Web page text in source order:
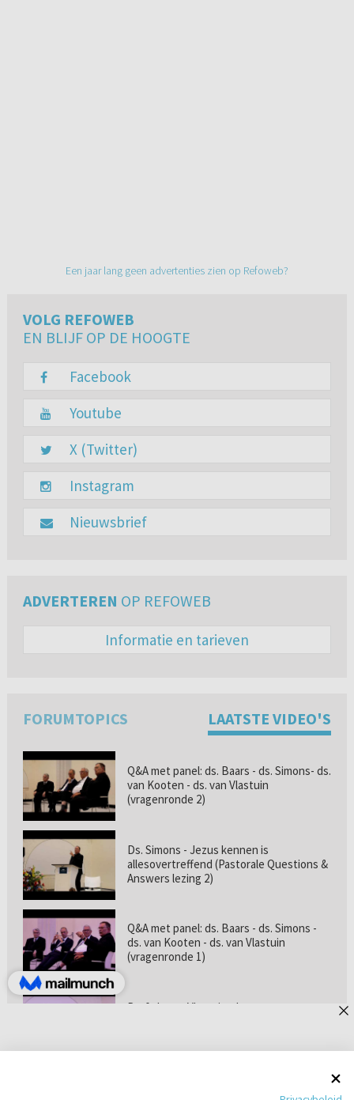
Een jaar lang geen advertenties zien op Refoweb?
VOLG REFOWEB
EN BLIJF OP DE HOOGTE
Facebook
Youtube
X (Twitter)
Instagram
Nieuwsbrief
ADVERTEREN OP REFOWEB
Informatie en tarieven
FORUMTOPICS LAATSTE VIDEO'S
Q&A met panel: ds. Baars - ds. Simons- ds.
van Kooten - ds. van Vlastuin
(vragenronde 2)
Ds. Simons - Jezus kennen is
allesovertreffend (Pastorale Questions &
Answers lezing 2)
Q&A met panel: ds. Baars - ds. Simons -
ds. van Kooten - ds. van Vlastuin
(vragenronde 1)
Prof. dr. van Vlastuin - Is